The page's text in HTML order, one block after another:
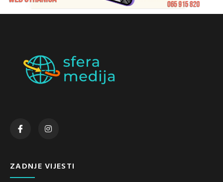
ZADNJE VIJESTI